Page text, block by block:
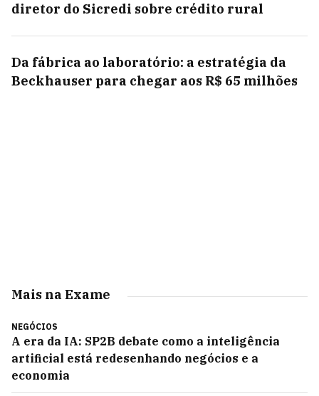
diretor do Sicredi sobre crédito rural
Da fábrica ao laboratório: a estratégia da
Beckhauser para chegar aos R$ 65 milhões
Mais na Exame
NEGÓCIOS
A era da IA: SP2B debate como a inteligência
artificial está redesenhando negócios e a
economia